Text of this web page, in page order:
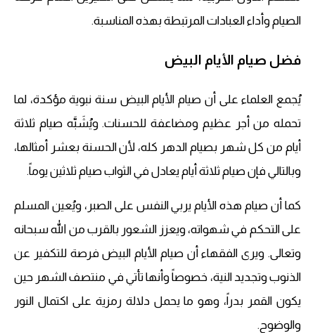
الصيام وأداء العبادات المرتبطة بهذه المناسبة.
فضل صيام الأيام البيض
يُجمع العلماء على أن صيام الأيام البيض سنة نبوية مؤكدة، لما
تحمله من أجر عظيم ومضاعفة للحسنات. ويُشَبَّه صيام ثلاثة
أيام من كل شهر بصيام الدهر كله، لأن الحسنة بعشر أمثالها،
وبالتالي فإن صيام ثلاثة أيام يعادل في الثواب صيام ثلاثين يوماً.
كما أن صيام هذه الأيام يربي النفس على الصبر، ويُعين المسلم
على التحكم في شهواته، ويعزز الشعور بالقرب من الله سبحانه
وتعالى. ويرى الفقهاء أن صيام الأيام البيض فرصة للتكفير عن
الذنوب وتجديد النية، خصوصاً وأنها تأتي في منتصف الشهر حين
يكون القمر بدراً، وهو ما يحمل دلالة رمزية على اكتمال النور
والوضوح.